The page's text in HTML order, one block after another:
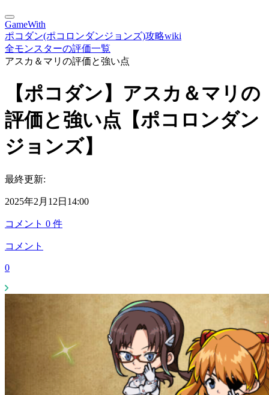
GameWith
ポコダン(ポコロンダンジョンズ)攻略wiki
全モンスターの評価一覧
アスカ＆マリの評価と強い点
【ポコダン】アスカ＆マリの
評価と強い点【ポコロンダン
ジョンズ】
最終更新:
2025年2月12日14:00
コメント 0 件
コメント
0